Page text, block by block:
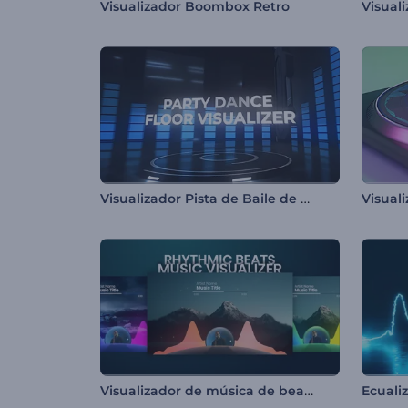
Visualizador Boombox Retro
Visualizador Pista de Baile de Fiesta
Visualizador de música de beats ritmicos